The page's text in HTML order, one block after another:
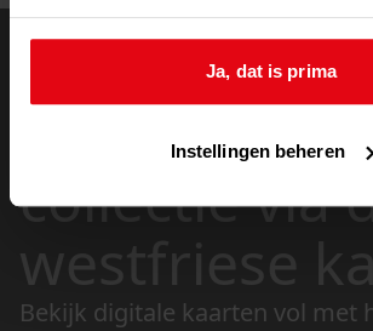
Ja, dat is prima
Instellingen beheren
doorzoek de
collectie via
westfriese
Bekijk digitale kaarten vol met